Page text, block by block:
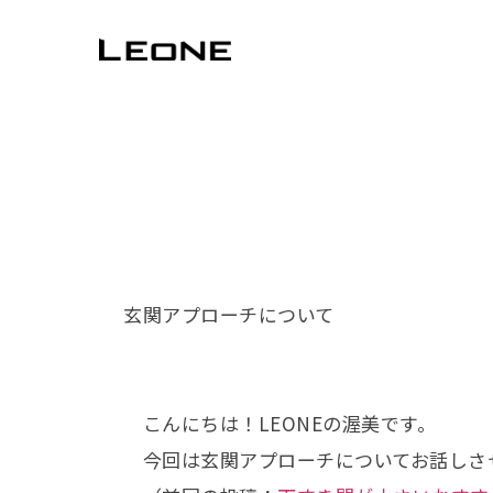
玄関アプローチについて
こんにちは！LEONEの渥美です。
今回は玄関アプローチについてお話しさ